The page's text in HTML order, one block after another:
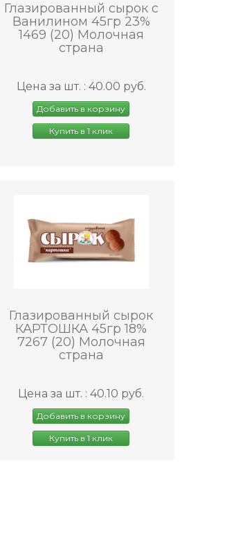
Глазированный сырок с
Ванилином 45гр 23%
1469 (20) Молочная
страна
Цена за шт. : 40.00 руб.
Добавить в корзину
Купить в 1 клик
Глазированный сырок
КАРТОШКА 45гр 18%
7267 (20) Молочная
страна
Цена за шт. : 40.10 руб.
Добавить в корзину
Купить в 1 клик